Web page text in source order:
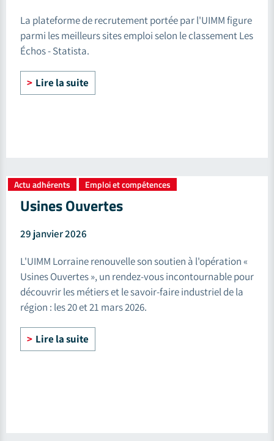
La plateforme de recrutement portée par l'UIMM figure
parmi les meilleurs sites emploi selon le classement Les
Échos - Statista.
Lire la suite
Actu adhérents Emploi et compétences
Usines Ouvertes
29 janvier 2026
L'UIMM Lorraine renouvelle son soutien à l'opération «
Usines Ouvertes », un rendez-vous incontournable pour
découvrir les métiers et le savoir-faire industriel de la
région : les 20 et 21 mars 2026.
Lire la suite